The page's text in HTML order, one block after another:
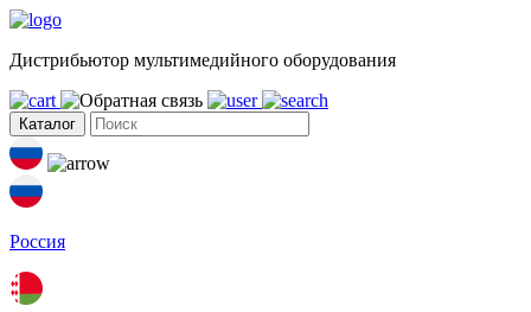
Дистрибьютор мультимедийного оборудования
Каталог
Россия